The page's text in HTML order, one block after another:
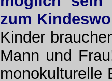
zum
Kinder
Mann und
monokulturelle